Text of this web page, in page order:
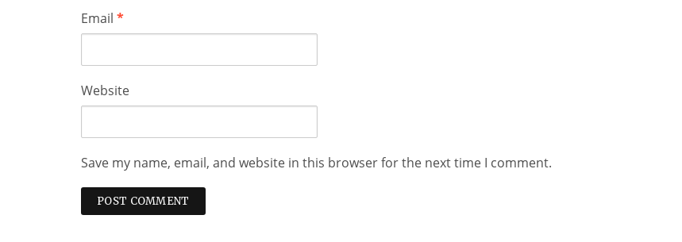
Email *
Website
Save my name, email, and website in this browser for the next time I comment.